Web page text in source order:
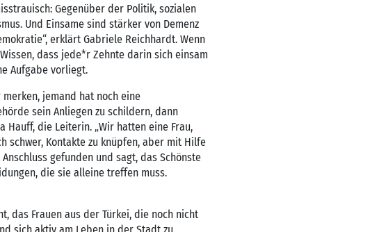
Gegenüber der Politik, sozialen
Und Einsame sind stärker von Demenz
erklärt Gabriele Reichhardt. Wenn
dass jede*r Zehnte darin sich einsam
Aufgabe vorliegt.
jemand hat noch eine
sein Anliegen zu schildern, dann
Hauff, die Leiterin. „Wir hatten eine Frau,
schwer, Kontakte zu knüpfen, aber mit Hilfe
gefunden und sagt, das Schönste
die sie alleine treffen muss.
das Frauen aus der Türkei, die noch nicht